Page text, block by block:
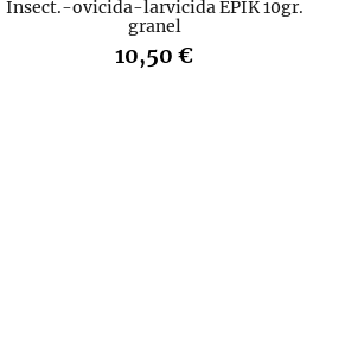
Insect.-ovicida-larvicida EPIK 10gr.
granel
10,50 €